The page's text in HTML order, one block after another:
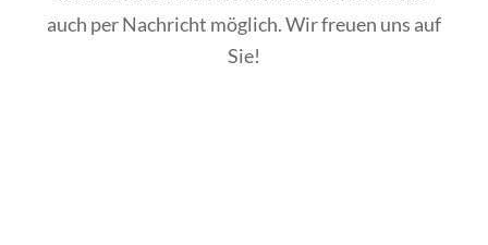
auch per Nachricht möglich. Wir freuen uns auf
Sie!